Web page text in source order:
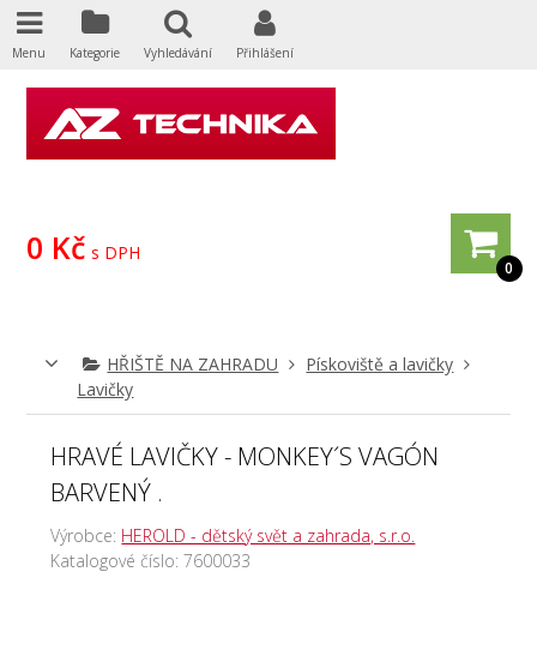
0
0 Kč s DPH
HŘIŠTĚ NA ZAHRADU
Pískoviště a lavičky
Lavičky
HRAVÉ LAVIČKY - MONKEY´S VAGÓN
BARVENÝ .
Výrobce: HEROLD - dětský svět a zahrada, s.r.o.
Katalogové číslo:7600033
Menu Kategorie Vyhledávání Přihlášení